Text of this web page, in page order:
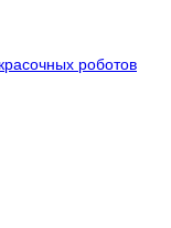
роботов